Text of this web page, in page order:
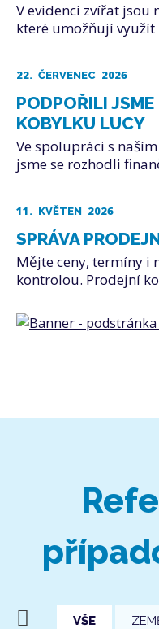
V evidenci zvířat jsou
které umožňují
22. ČERVENEC 2026
PODPOŘILI
KOBYLKU LUCY
Ve spolupráci s
jsme se rozhodli
11. KVĚTEN 2026
SPRÁVA
Mějte ceny, termíny i
kontrolou. Prodejní
VŠE